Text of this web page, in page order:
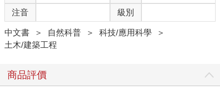
注音 級別
中文書 ＞ 自然科普 ＞ 科技/應用科學
＞
土木/建築工程
商品評價